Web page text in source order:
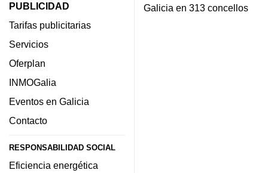
PUBLICIDAD
Tarifas publicitarias
Servicios
Oferplan
INMOGalia
Eventos en Galicia
Contacto
RESPONSABILIDAD SOCIAL
Eficiencia energética
Galicia en 313 concellos